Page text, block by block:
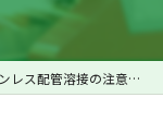
管溶接の注意点と失敗しないための実践ガイド